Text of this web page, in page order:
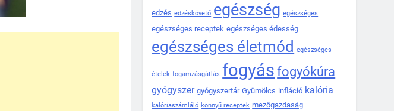
edzés edzéskövető egészség egészséges
egészséges receptek egészséges édesség
egészséges életmód egészséges
ételek fogamzásgátlás fogyás fogyókúra
gyógyszer gyógyszertár Gyümölcs infláció kalória
kalóriaszámláló könnyű receptek mezőgazdaság